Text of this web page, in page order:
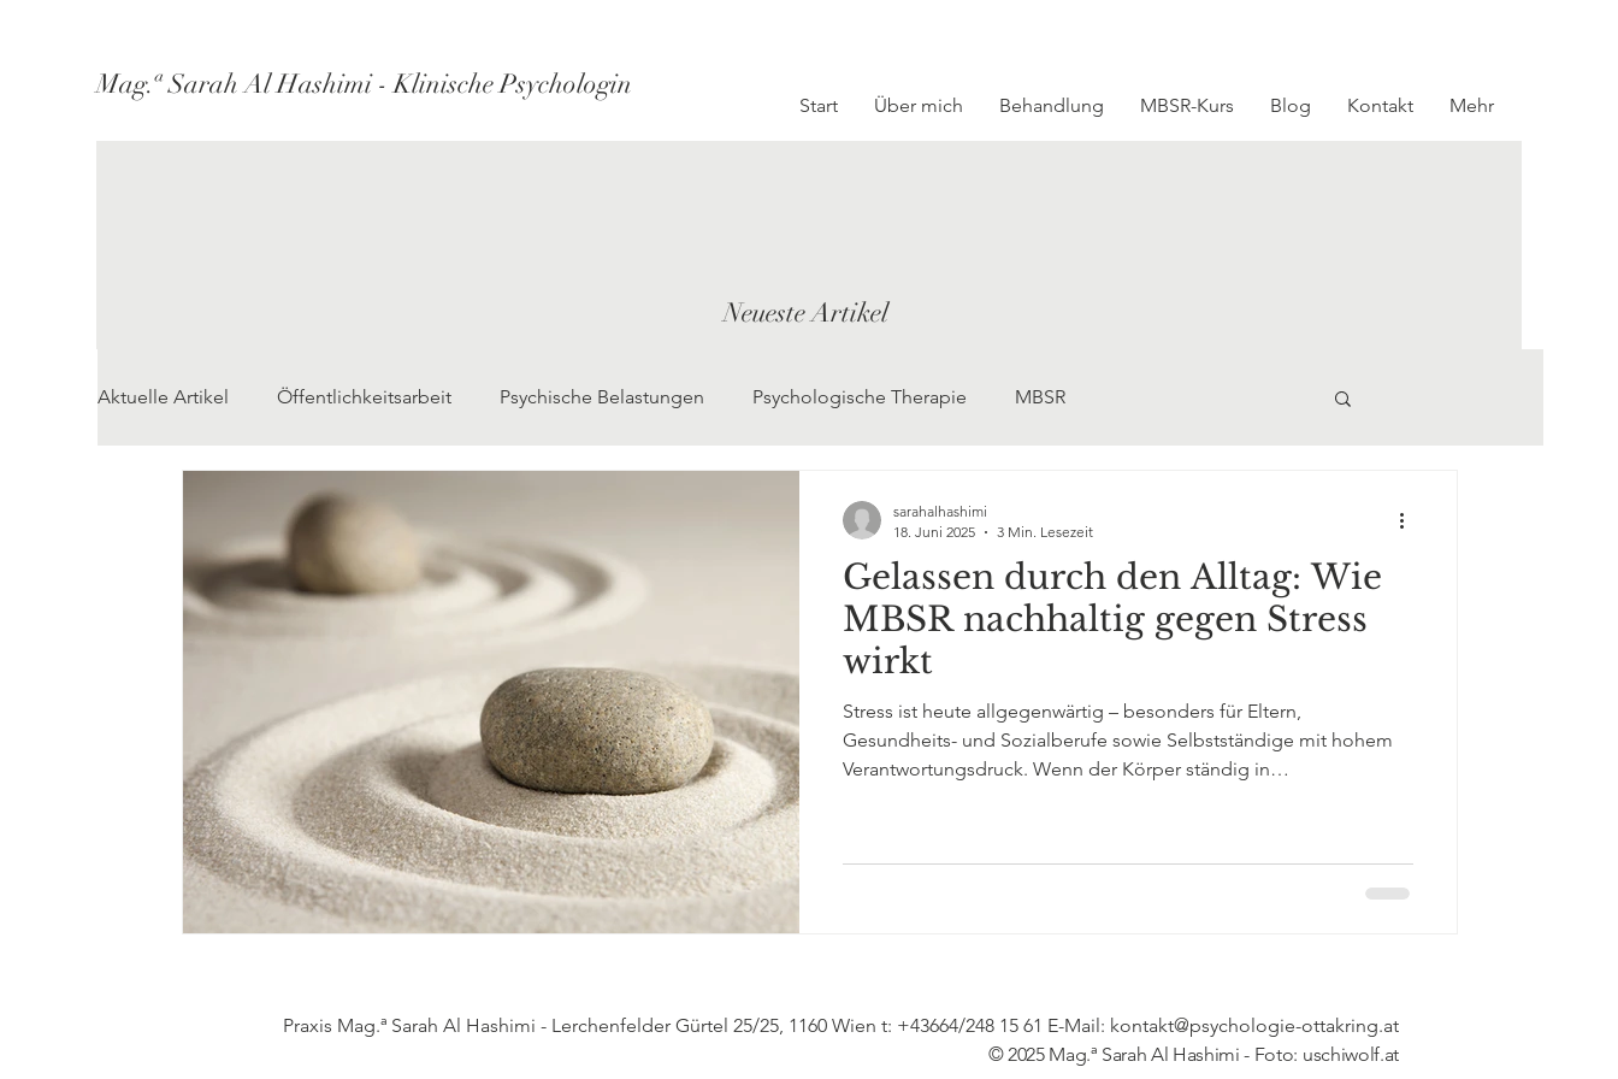
Mag.ª Sarah Al Hashimi - Klinische Psychologin
Start Über mich Behandlung MBSR-Kurs Blog Kontakt Mehr
Neueste Artikel
Aktuelle Artikel Öffentlichkeitsarbeit Psychische Belastungen Psychologische Therapie MBSR
Gelassen durch den Alltag: Wie
MBSR nachhaltig gegen Stress
wirkt
Stress ist heute allgegenwärtig – besonders für Eltern,
Gesundheits- und Sozialberufe sowie Selbstständige mit hohem
Verantwortungsdruck. Wenn der Körper ständig in
zu entkommen: MBSR – Mindfulness-Based Stress Reduction.
sarahalhashimi
18. Juni 2025
3 Min. Lesezeit
Praxis Mag.ª Sarah Al Hashimi - Lerchenfelder Gürtel 25/25, 1160 Wien t: +43664/248 15 61 E-Mail: kontakt@psychologie-ottakring.at
© 2025 Mag.ª Sarah Al Hashimi - Foto: uschiwolf.at